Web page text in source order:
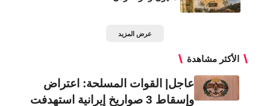
عرض المزيد
الأكثر مشاهدة
عاجل| القوات المسلحة: اعتراض
وإسقاط 3 صواريخ إيرانية استهدفت